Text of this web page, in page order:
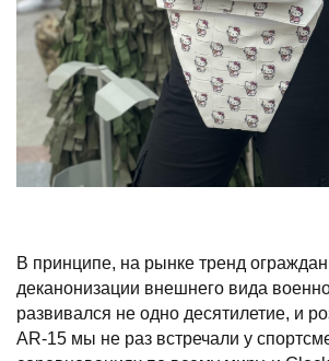
В принципе, на рынке тренд
деканонизации внешнего вида
развивался не одно десятилетие, и
AR-15 мы не раз встречали у